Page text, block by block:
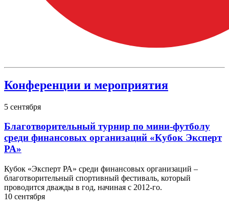
Конференции и мероприятия
5 сентября
Благотворительный турнир по мини-футболу
среди финансовых организаций «Кубок Эксперт
РА»
Кубок «Эксперт РА» среди финансовых организаций –
благотворительный спортивный фестиваль, который
проводится дважды в год, начиная с 2012-го.
10 сентября